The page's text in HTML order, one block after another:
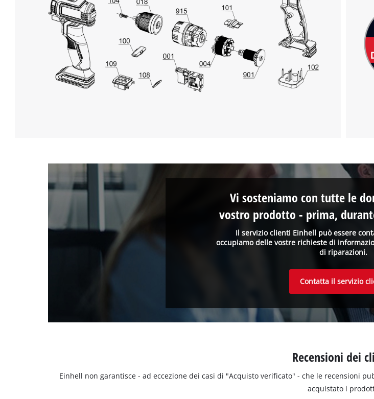
Il servizio clienti Einhell può essere
occupiamo delle vostre richieste di
di riparazioni.
Vi sosteniamo con tutte le
vostro prodotto - prima,
Contatta il servizio
Recensioni dei
Einhell non garantisce - ad eccezione dei casi di "Acquisto verificato" - che le recensioni
acquistato i